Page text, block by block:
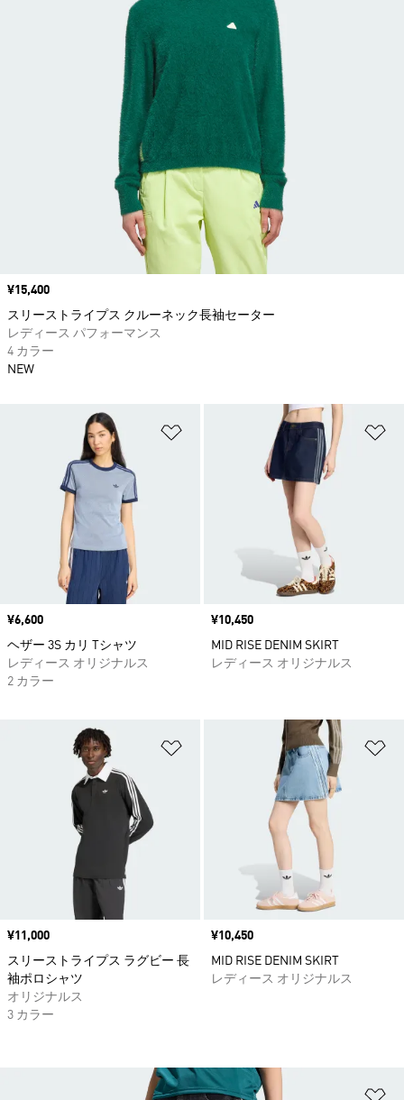
ほしいものリストに追加
価格
¥6,600
ヘザー 3S カリ Tシャツ
レディース オリジナルス
2 カラー
価格
¥10,450
MID RISE DENIM SKIRT
レディース オリジナルス
ほしいものリストに追加
価格
¥11,000
スリーストライプス ラグビー 長
袖ポロシャツ
オリジナルス
3 カラー
価格
¥10,450
MID RISE DENIM SKIRT
レディース オリジナルス
価格
¥15,400
スリーストライプス クルーネック長袖セーター
レディース パフォーマンス
4 カラー
NEW